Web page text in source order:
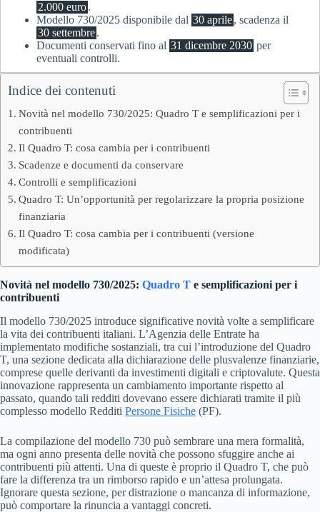
2.000 euro.
Modello 730/2025 disponibile dal 30 aprile, scadenza il
30 settembre.
Documenti conservati fino al 31 dicembre 2030 per
eventuali controlli.
Indice dei contenuti
Novità nel modello 730/2025: Quadro T e semplificazioni per i
contribuenti
Il Quadro T: cosa cambia per i contribuenti
Scadenze e documenti da conservare
Controlli e semplificazioni
Quadro T: Un’opportunità per regolarizzare la propria posizione
finanziaria
Il Quadro T: cosa cambia per i contribuenti (versione
modificata)
Novità nel modello 730/2025: Quadro T e semplificazioni per i
contribuenti
Il modello 730/2025 introduce significative novità volte a semplificare
la vita dei contribuenti italiani. L’Agenzia delle Entrate ha
implementato modifiche sostanziali, tra cui l’introduzione del Quadro
T, una sezione dedicata alla dichiarazione delle plusvalenze finanziarie,
comprese quelle derivanti da investimenti digitali e criptovalute. Questa
innovazione rappresenta un cambiamento importante rispetto al
passato, quando tali redditi dovevano essere dichiarati tramite il più
complesso modello Redditi Persone Fisiche (PF).
La compilazione del modello 730 può sembrare una mera formalità,
ma ogni anno presenta delle novità che possono sfuggire anche ai
contribuenti più attenti. Una di queste è proprio il Quadro T, che può
fare la differenza tra un rimborso rapido e un’attesa prolungata.
Ignorare questa sezione, per distrazione o mancanza di informazione,
può comportare la rinuncia a vantaggi concreti.